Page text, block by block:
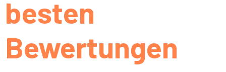
besten
Bewertungen